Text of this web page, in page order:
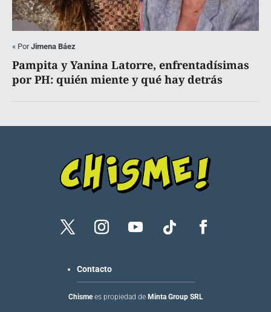
« PorJimena Báez
Pampita y Yanina Latorre, enfrentadísimas
por PH: quién miente y qué hay detrás
Contacto
Chismees propiedad de Minta Group SRL